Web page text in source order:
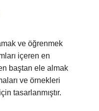
ve öğrenmek
içeren en
baştan ele almak
ve örnekleri
tasarlanmıştır.